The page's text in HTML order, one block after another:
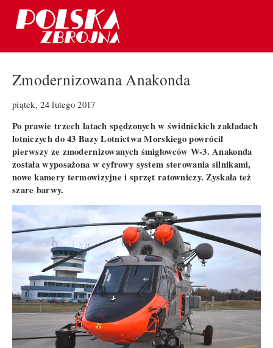
Zmodernizowana Anakonda
piątek, 24 lutego 2017
Po prawie trzech latach spędzonych w świdnickich zakładach
lotniczych do 43 Bazy Lotnictwa Morskiego powrócił
pierwszy ze zmodernizowanych śmigłowców W-3. Anakonda
została wyposażona w cyfrowy system sterowania silnikami,
nowe kamery termowizyjne i sprzęt ratowniczy. Zyskała też
szare barwy.